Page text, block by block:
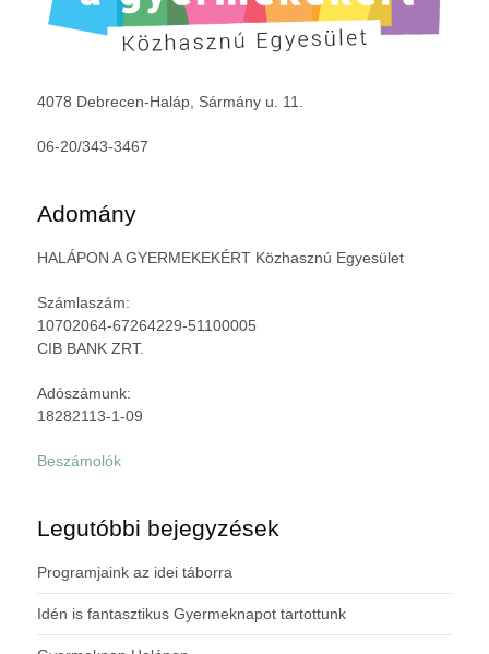
4078 Debrecen-Haláp, Sármány u. 11.
06-20/343-3467
Adomány
HALÁPON A GYERMEKEKÉRT Közhasznú Egyesület
Számlaszám:
10702064-67264229-51100005
CIB BANK ZRT.
Adószámunk:
18282113-1-09
Beszámolók
Legutóbbi bejegyzések
Programjaink az idei táborra
Idén is fantasztikus Gyermeknapot tartottunk